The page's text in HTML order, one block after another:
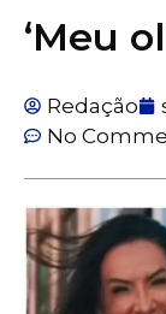
‘Meu
Redação
No